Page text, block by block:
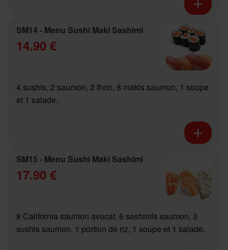
SM14 - Menu Sushi Maki Sashimi
14.90 €
4 sushis, 2 saumon, 2 thon, 8 makis saumon, 1 soupe
et 1 salade.
SM15 - Menu Sushi Maki Sashimi
17.90 €
8 California saumon avocat, 6 sashimis saumon, 3
sushis saumon, 1 portion de riz, 1 soupe et 1 salade.